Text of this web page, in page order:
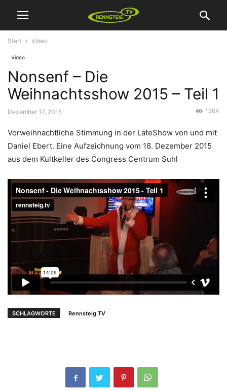
Start Video
Video
Nonsenf – Die
Weihnachtsshow 2015 – Teil 1
Dezember 17, 2015 1264
Vorweihnachtliche Stimmung in der LateShow von und mit
Daniel Ebert. Eine Aufzeichnung vom 18. Dezember 2015
aus dem Kultkeller des Congress Centrum Suhl
SCHLAGWORTE Rennsteig.TV